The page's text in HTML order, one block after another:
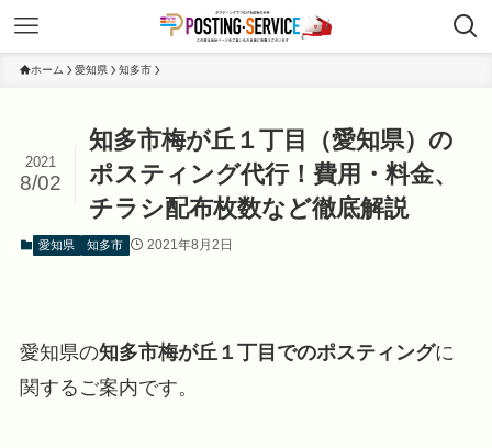
ホーム 愛知県 知多市
知多市梅が丘１丁目（愛知県）の
ポスティング代行！費用・料金、
チラシ配布枚数など徹底解説
2021
8/02
愛知県 知多市 2021年8月2日
愛知県の知多市梅が丘１丁目でのポスティングに
関するご案内です。